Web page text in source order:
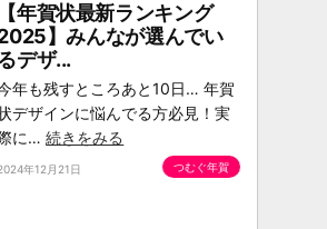
【年賀状最新ランキング
】みんなが選んでい
るデザ...
年も残すところあと10日… 年賀
デザインに悩んでる方必見！実
に…続きをみる
年12月21日 つむぐ年賀